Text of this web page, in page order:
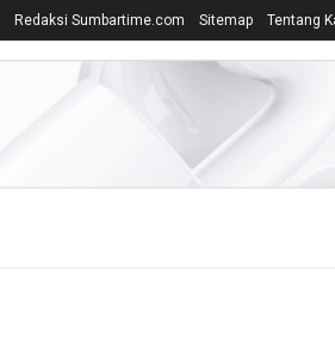
Redaksi Sumbartime.com Sitemap Tentang